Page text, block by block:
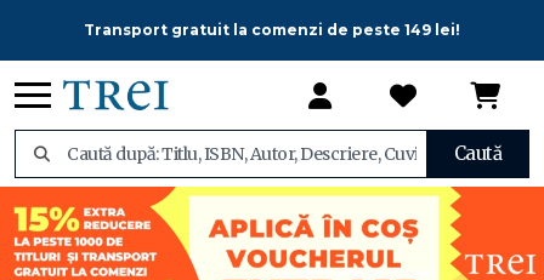
Transport gratuit la comenzi de peste 149 lei!
Caută